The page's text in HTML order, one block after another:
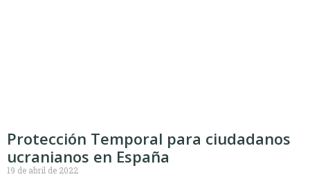
Protección Temporal para ciudadanos
ucranianos en España
19 de abril de 2022